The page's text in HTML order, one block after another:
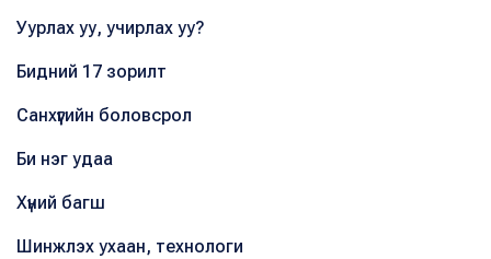
Уурлах уу, учирлах уу?
Бидний 17 зорилт
Санхүүгийн боловсрол
Би нэг удаа
Хүний багш
Шинжлэх ухаан, технологи